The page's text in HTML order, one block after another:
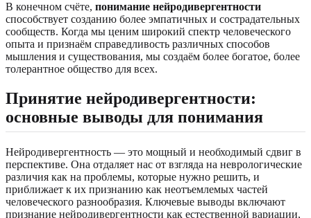
В конечном счёте, понимание нейродивергентности
способствует созданию более эмпатичных и сострадательных
сообществ. Когда мы ценим широкий спектр человеческого
опыта и признаём справедливость различных способов
мышления и существования, мы создаём более богатое, более
толерантное общество для всех.
Принятие нейродивергентности:
основные выводы для понимания
Нейродивергентность — это мощный и необходимый сдвиг в
перспективе. Она отдаляет нас от взгляда на неврологические
различия как на проблемы, которые нужно решить, и
приближает к их признанию как неотъемлемых частей
человеческого разнообразия. Ключевые выводы включают
признание нейродивергентности как естественной вариации,